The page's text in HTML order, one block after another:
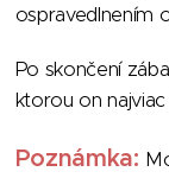
ospravedlnením
Po skončení
ktorou on
Poznámka: